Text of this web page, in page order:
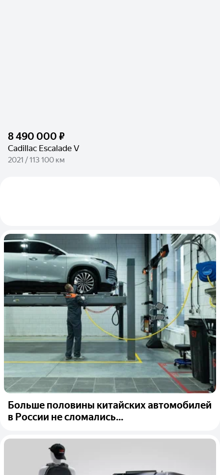
8 490 000 ₽
Cadillac Escalade V
2021 / 113 100 км
Больше половины китайских автомобилей
в России не сломались...